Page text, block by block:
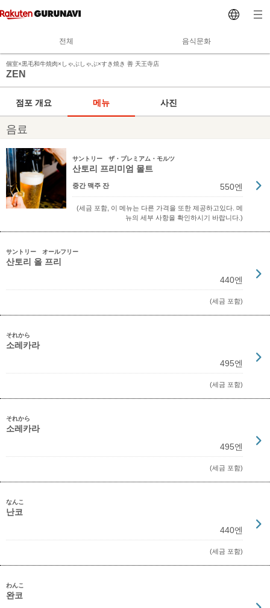
전체 음식문화
個室×黒毛和牛焼肉×しゃぶしゃぶ×すき焼き 善 天王寺店
ZEN
점포 개요 메뉴 사진
음료
サントリー ザ・プレミアム・モルツ
산토리 프리미엄 몰트
중간 맥주 잔 550엔
(세금 포함, 이 메뉴는 다른 가격을 또한 제공하고있다. 메
뉴의 세부 사항을 확인하시기 바랍니다.)
サントリー オールフリー
산토리 올 프리
440엔
(세금 포함)
それから
소레카라
495엔
(세금 포함)
それから
소레카라
495엔
(세금 포함)
なんこ
난코
440엔
(세금 포함)
わんこ
완코